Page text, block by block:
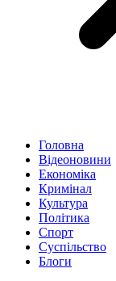
Головна
Відеоновини
Економіка
Кримінал
Культура
Політика
Спорт
Суспільство
Блоги